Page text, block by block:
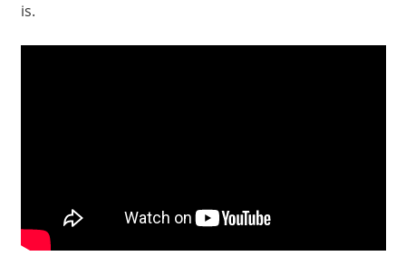
is.